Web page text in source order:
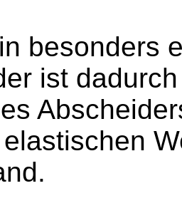
besonders
ist